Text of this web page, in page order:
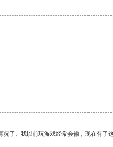
了。我以前玩游戏经常会输，现在有了